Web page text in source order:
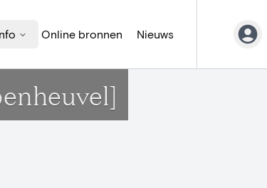
Online bronnen Nieuws